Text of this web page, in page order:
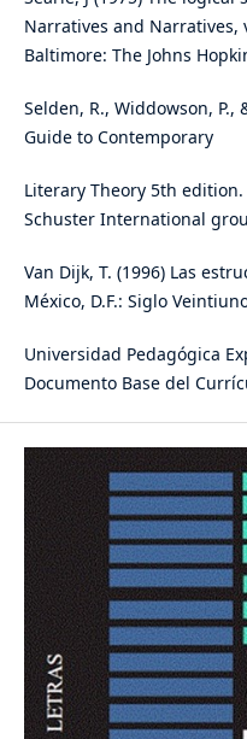
Narratives and Narratives,
Baltimore: The Johns
Selden, R., Widdowson, P.,
Guide to Contemporary
Literary Theory 5th
Schuster International
Van Dijk, T. (1996) Las
México, D.F.: Siglo
Universidad Pedagógica
Documento Base del